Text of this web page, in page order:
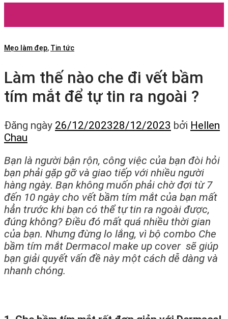
Mẹo làm đẹp, Tin tức
Làm thế nào che đi vết bầm
tím mắt để tự tin ra ngoài ?
Đăng ngày 26/12/202328/12/2023 bởi Hellen
Chau
Bạn là người bận rộn, công việc của bạn đòi hỏi
bạn phải gặp gỡ và giao tiếp với nhiều người
hàng ngày. Bạn không muốn phải chờ đợi từ 7
đến 10 ngày cho vết bầm tím mắt của bạn mất
hẳn trước khi bạn có thể tự tin ra ngoài được,
đúng không? Điều đó mất quá nhiều thời gian
của bạn. Nhưng đừng lo lắng, vì bộ combo Che
bầm tím mắt Dermacol make up cover sẽ giúp
bạn giải quyết vấn đề này một cách dễ dàng và
nhanh chóng.